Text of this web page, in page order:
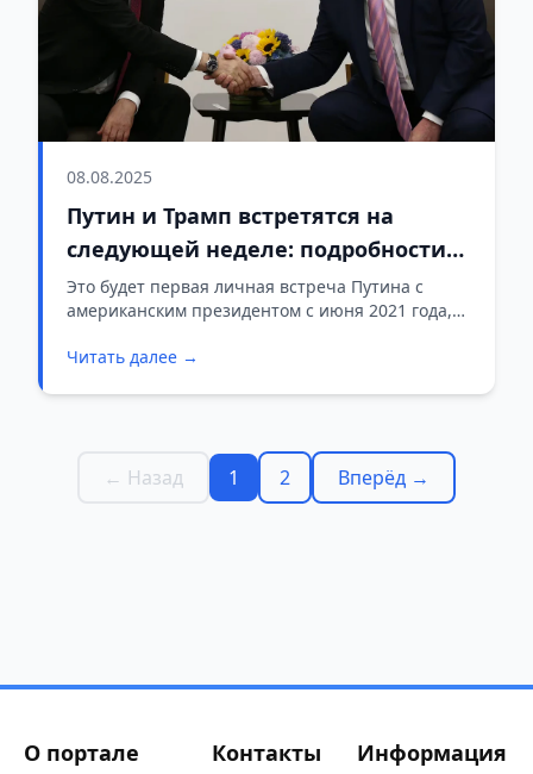
08.08.2025
Путин и Трамп встретятся на
следующей неделе: подробности
готовящихся переговоров
Это будет первая личная встреча Путина с
американским президентом с июня 2021 года,
Читать далее →
← Назад 1 2 Вперёд →
О портале Контакты Информация